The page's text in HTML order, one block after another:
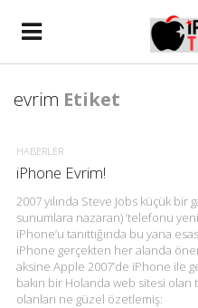
evrim Etiket
HABERLER
iPhone Evrim!
2007 yılında Steve Jobs küçük
sunumlara nazaran) ‘telefonu
iPhone’u tanıttığında bu yana
iPhone gerçekten her alanda
aksine Apple 2007’de iPhone ile
bakın bir Holanda web sitesi
olanları ne güzel özetlemiş: